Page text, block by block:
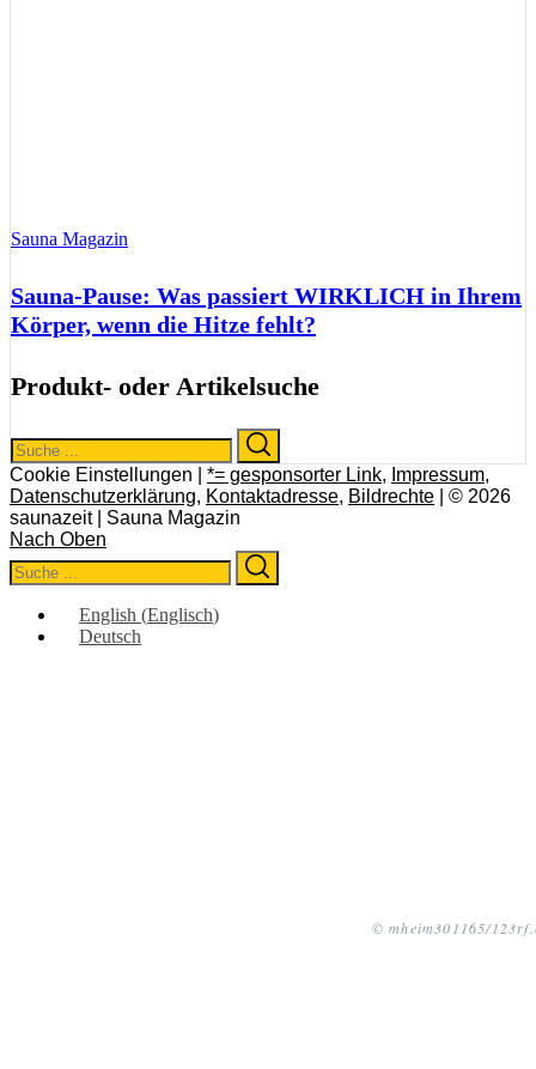
© mheim301165/
Sauna Magazin
Sauna-Pause: Was passiert WIRKLICH in Ihrem
Körper, wenn die Hitze fehlt?
Produkt- oder Artikelsuche
Search
for:
Cookie Einstellungen | *= gesponsorter Link, Impressum,
Datenschutzerklärung, Kontaktadresse, Bildrechte | © 2026
saunazeit | Sauna Magazin
Nach Oben
Search
for:
English (Englisch)
Deutsch